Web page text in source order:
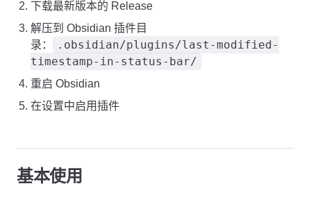
下载最新版本的 Release
解压到 Obsidian 插件目
录：
.obsidian/plugins/last-modified-
timestamp-in-status-bar/
重启 Obsidian
在设置中启用插件
基本使用